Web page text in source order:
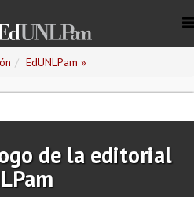
EdUNLPam »
de la editorial